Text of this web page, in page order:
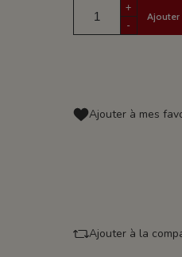
+
-
Ajouter
Ajouter à mes
Ajouter à la